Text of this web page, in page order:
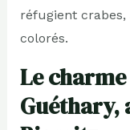
réfugient crabes,
colorés.
Le
Guéthary,